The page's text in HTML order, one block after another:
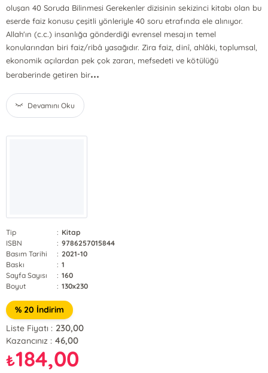
oluşan 40 Soruda Bilinmesi Gerekenler dizisinin sekizinci kitabı olan bu
eserde faiz konusu çeşitli yönleriyle 40 soru etrafında ele alınıyor.
Allah'ın (c.c.) insanlığa gönderdiği evrensel mesajın temel
konularından biri faiz/ribâ yasağıdır. Zira faiz, dinî, ahlâki, toplumsal,
ekonomik açılardan pek çok zararı, mefsedeti ve kötülüğü
beraberinde getiren bir...
Devamını Oku
Tip : Kitap
ISBN
: 9786257015844
Basım Tarihi
: 2021-10
Baskı
: 1
Sayfa Sayısı
: 160
Boyut
: 130x230
% 20 İndirim
Liste Fiyatı : 230,00
Kazancınız : 46,00
₺184,00